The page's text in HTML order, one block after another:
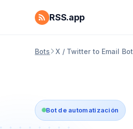
RSS.app
Bots X / Twitter to Email Bot
Bot de automatización